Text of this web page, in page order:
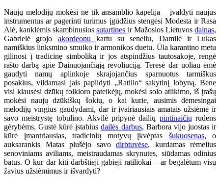
Naujų melodijų mokėsi ne tik ansamblio kapelija – įvaldyti naujus
instrumentus ar pagerinti turimus įgūdžius stengėsi Modesta ir Rasa
Alė, kanklėmis skambinusiossutartines ir Mažosios Lietuvosdainas,
Gabrielė grojo akordeonu kartu su seneliu, Damilė ir Lukas
namiškius linksmino smuiko ir armonikos duetu. Ūla karantino metu
gilinosi į tradicinę simboliką ir jos atspindžius tautosakoje, rengė
rašto darbą apie Dainuojančiąją revoliuciją. Teresė dar uoliau ėmė
gaudyti namų aplinkoje skrajojančius sparnuotus tarmiškus
posakius, vildamasi jais papildyti „Ratilio“ sakytinį lobyną. Bene
visi klausėsi dzūkų folkloro pateikėjų, mokėsi solo atlikimo, iš įrašų
mokėsi naujų dzūkiškų šokių, o kai kurie, ausimis dėmesingai
melodijų vingius gaudydami, dar ir įvairiausiais amatais užsiėmė ir
savo meistrystę tobulino. Akvilė pripynė dailių pintinaičių rudens
gėrybėms, Gustė kūrė įstabiusdailės darbus, Barbora vijo juostas ir
kūrė įmantriausias, tradicinių motyvų įkvėptas šukuosenas, o
auksarankis Matas plušėjo savo dirbtuvėse, kurdamas rėmelius
senoviniams aviliams, meistraudamas skrynutes, siūdamas odinius
batus. O kur dar kiti darbštieji gabieji ratiliokai – ar begalėtum visų
žavius užsiėmimus ir išvardyti?